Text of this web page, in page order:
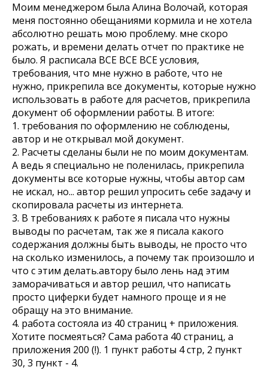
Моим менеджером была Алина Волочай, которая
меня постоянно обещаниями кормила и не хотела
абсолютно решать мою проблему. мне скоро
рожать, и времени делать отчет по практике не
было. Я расписала ВСЕ ВСЕ ВСЕ условия,
требования, что мне нужно в работе, что не
нужно, прикрепила все документы, которые нужно
использовать в работе для расчетов, прикрепила
документ об оформлении работы. В итоге:
1. требования по оформлению не соблюдены,
автор и не открывал мой документ.
2. Расчеты сделаны были не по моим документам.
А ведь я специально не поленилась, прикрепила
документы все которые нужны, чтобы автор сам
не искал, но... автор решил упросить себе задачу и
скопировала расчеты из интернета.
3. В требованиях к работе я писала что нужны
выводы по расчетам, так же я писала какого
содержания должны быть выводы, не просто что
на сколько изменилось, а почему так произошло и
что с этим делать.автору было лень над этим
заморачиваться и автор решил, что написать
просто циферки будет намного проще и я не
обращу на это внимание.
4. работа состояла из 40 страниц + приложения.
Хотите посмеяться? Сама работа 40 страниц, а
приложения 200 (!). 1 пункт работы 4 стр, 2 пункт
30, 3 пункт - 4.